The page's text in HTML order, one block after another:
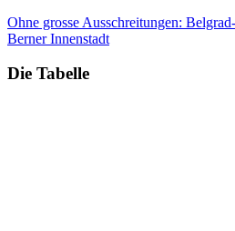
Ohne grosse Ausschreitungen:
Berner Innenstadt
Die Tabelle